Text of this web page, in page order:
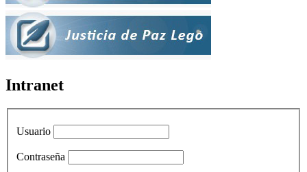
Intranet
Usuario
Contraseña